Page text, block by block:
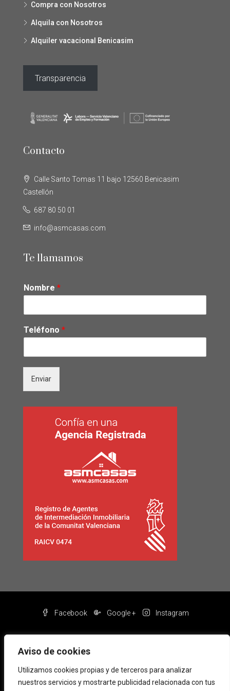
Aviso de cookies
Utilizamos cookies propias y de terceros para analizar
nuestros servicios y mostrarte publicidad relacionada con tus
Compra con Nosotros
Alquila con Nosotros
Alquiler vacacional Benicasim
Transparencia
Contacto
Calle Santo Tomas 11 bajo 12560 Benicasim
Castellón
687 80 50 01
info@asmcasas.com
Te llamamos
Nombre *
Teléfono *
Enviar
Facebook Google + Instagram